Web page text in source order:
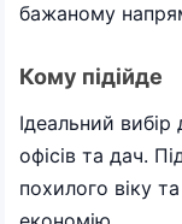
бажаному
Кому підійде
Ідеальний
офісів та дач.
похилого віку